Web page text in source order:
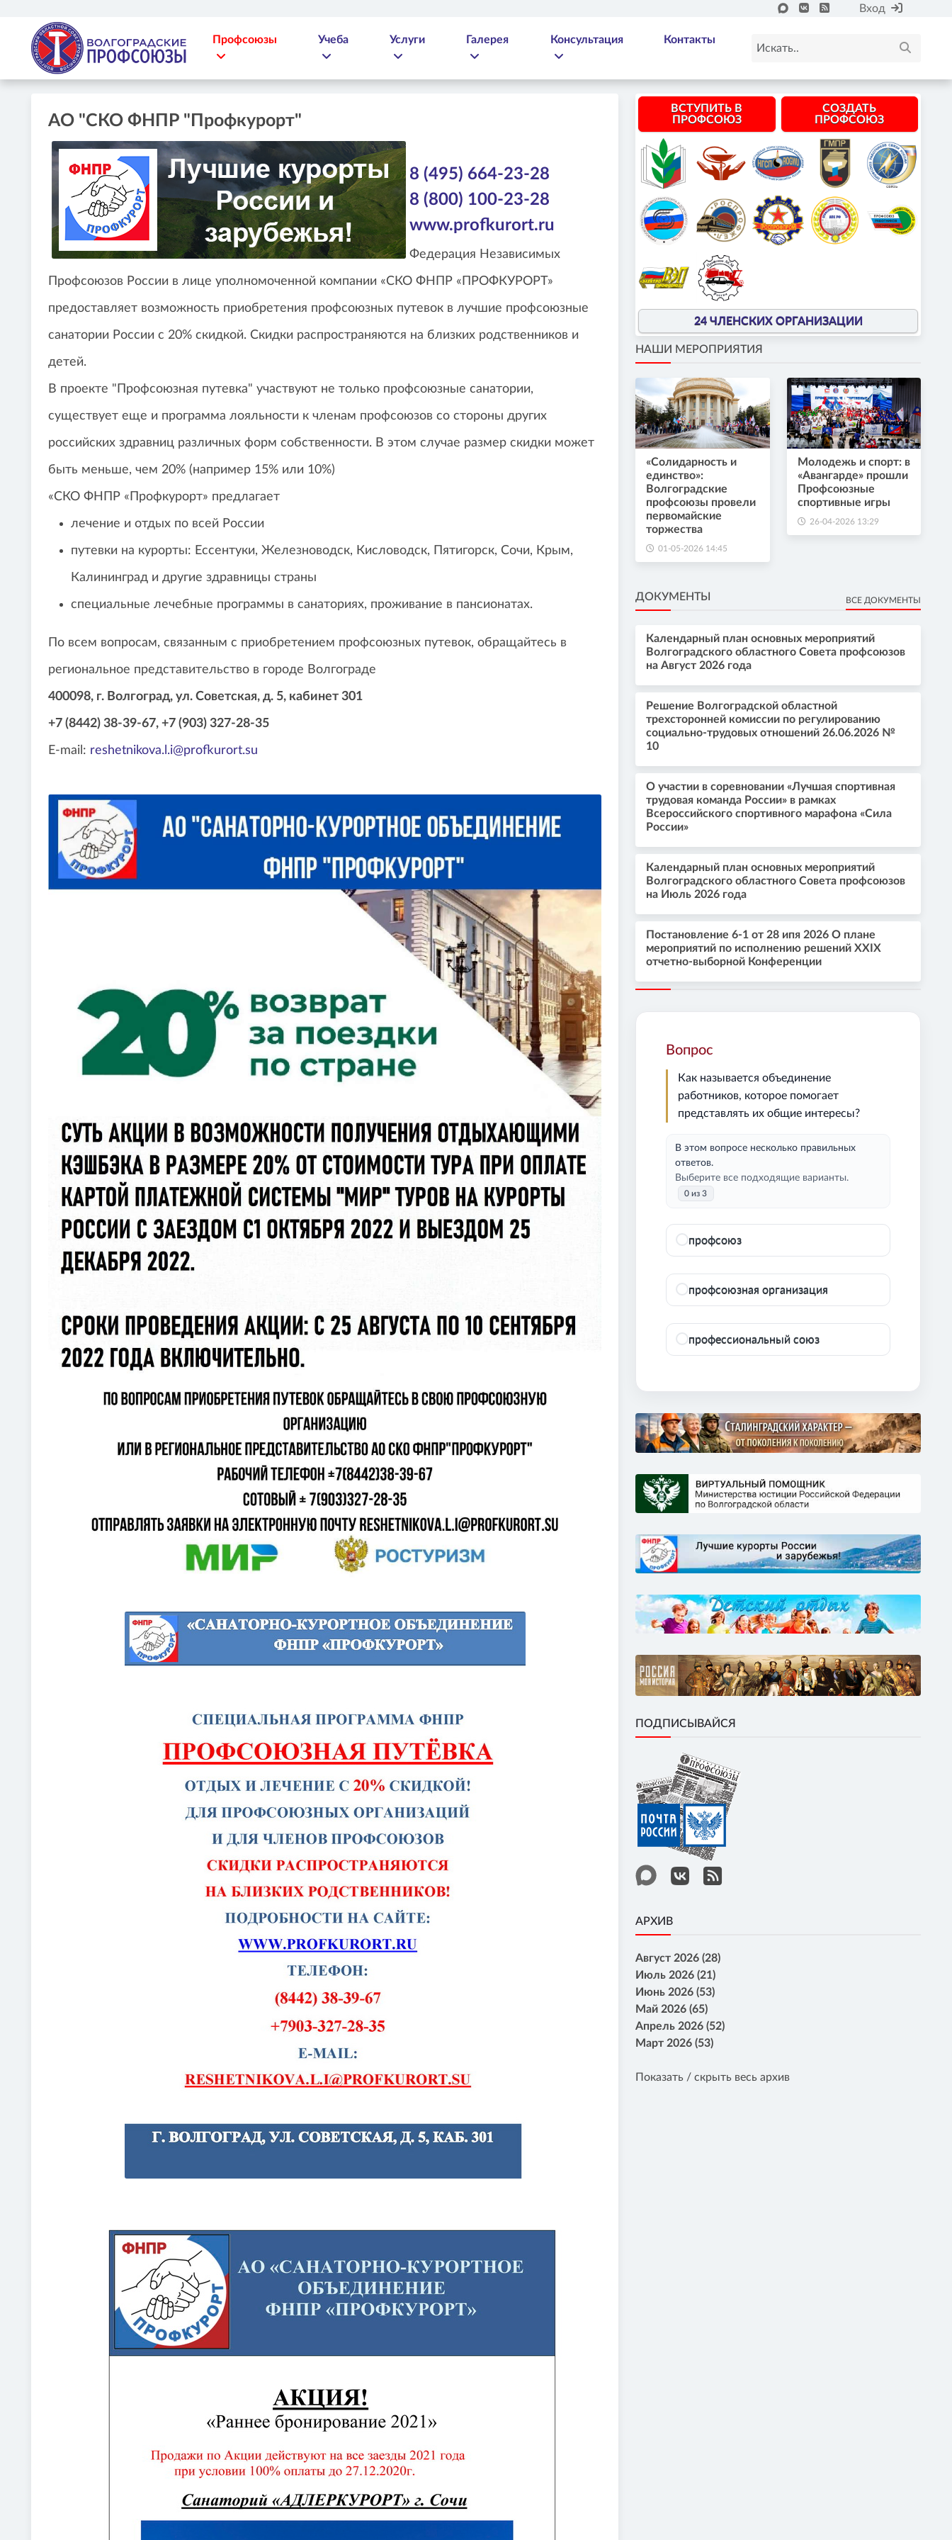
Вход
Профсоюзы Учеба Услуги Галерея Консультация Контакты
АО "СКО ФНПР "Профкурорт"
8 (495) 664-23-28
8 (800) 100-23-28
www.profkurort.ru
Федерация Независимых
Профсоюзов России в лице уполномоченной компании «СКО ФНПР «ПРОФКУРОРТ»
предоставляет возможность приобретения профсоюзных путевок в лучшие профсоюзные
санатории России с 20% скидкой. Скидки распространяются на близких родственников и
детей.
В проекте "Профсоюзная путевка" участвуют не только профсоюзные санатории,
существует еще и программа лояльности к членам профсоюзов со стороны других
российских здравниц различных форм собственности. В этом случае размер скидки может
быть меньше, чем 20% (например 15% или 10%)
«СКО ФНПР «Профкурорт» предлагает
лечение и отдых по всей России
путевки на курорты: Ессентуки, Железноводск, Кисловодск, Пятигорск, Сочи, Крым,
Калининград и другие здравницы страны
специальные лечебные программы в санаториях, проживание в пансионатах.
По всем вопросам, связанным с приобретением профсоюзных путевок, обращайтесь в
региональное представительство в городе Волгограде
400098, г. Волгоград, ул. Советская, д. 5, кабинет 301
+7 (8442) 38-39-67, +7 (903) 327-28-35
E-mail: reshetnikova.l.i@profkurort.su
ВСТУПИТЬ В
ПРОФСОЮЗ
СОЗДАТЬ
ПРОФСОЮЗ
24 ЧЛЕНСКИХ ОРГАНИЗАЦИИ
НАШИ МЕРОПРИЯТИЯ
«Солидарность и
единство»:
Волгоградские
профсоюзы провели
первомайские
торжества
01-05-2026 14:45
Молодежь и спорт: в
«Авангарде» прошли
Профсоюзные
спортивные игры
26-04-2026 13:29
ДОКУМЕНТЫ ВСЕ ДОКУМЕНТЫ
Календарный план основных мероприятий
Волгоградского областного Совета профсоюзов
на Август 2026 года
Решение Волгоградской областной
трехсторонней комиссии по регулированию
социально-трудовых отношений 26.06.2026 №
10
О участии в соревновании «Лучшая спортивная
трудовая команда России» в рамках
Всероссийского спортивного марафона «Сила
России»
Календарный план основных мероприятий
Волгоградского областного Совета профсоюзов
на Июль 2026 года
Постановление 6-1 от 28 ипя 2026 О плане
мероприятий по исполнению решений XXIX
отчетно-выборной Конференции
Вопрос
Как называется объединение
работников, которое помогает
представлять их общие интересы?
В этом вопросе несколько правильных
ответов.
Выберите все подходящие варианты.
0 из 3
профсоюз
профсоюзная организация
профессиональный союз
ПОДПИСЫВАЙСЯ
АРХИВ
Август 2026 (28)
Июль 2026 (21)
Июнь 2026 (53)
Май 2026 (65)
Апрель 2026 (52)
Март 2026 (53)
Показать / скрыть весь архив